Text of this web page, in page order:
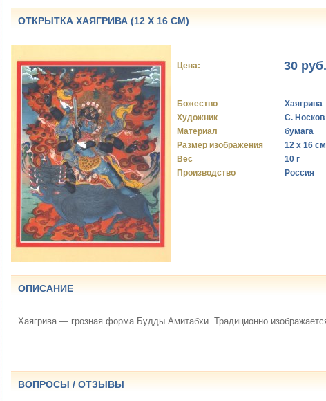
ОТКРЫТКА ХАЯГРИВА (12 Х 16 СМ)
Цена: 30 руб.
Божество
Хаягрива
Художник
С. Носков
Материал
бумага
Размер изображения
12 х 16 см
Вес
10 г
Производство
Россия
ОПИСАНИЕ
Хаягрива — грозная форма Будды Амитабхи. Традиционно
ВОПРОСЫ / ОТЗЫВЫ